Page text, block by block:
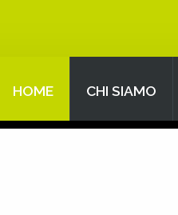
Searchour
HOME CHI SIAMO